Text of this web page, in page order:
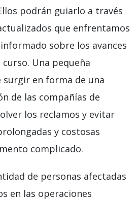
podrán guiarlo a través
que enfrentamos
sobre los avances
Una pequeña
surgir en forma de una
de las compañías de
los reclamos y evitar
y costosas
complicado.
de personas afectadas
en las operaciones